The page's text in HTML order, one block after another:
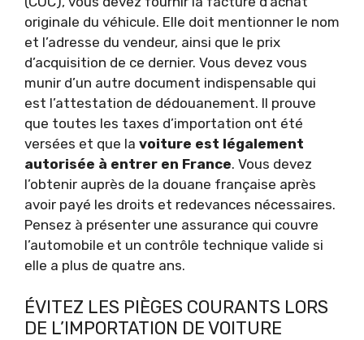
originale du véhicule. Elle doit mentionner le nom
et l’adresse du vendeur, ainsi que le prix
d’acquisition de ce dernier. Vous devez vous
munir d’un autre document indispensable qui
est l’attestation de dédouanement. Il prouve
que toutes les taxes d’importation ont été
versées et que la voiture est légalement
autorisée à entrer en France. Vous devez
l’obtenir auprès de la douane française après
avoir payé les droits et redevances nécessaires.
Pensez à présenter une assurance qui couvre
l’automobile et un contrôle technique valide si
elle a plus de quatre ans.
ÉVITEZ LES PIÈGES COURANTS LORS
DE L’IMPORTATION DE VOITURE